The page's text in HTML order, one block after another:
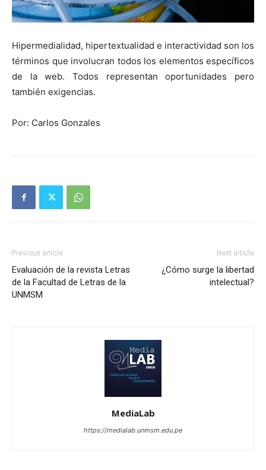
Hipermedialidad, hipertextualidad e interactividad son los
términos que involucran todos los elementos específicos
de la web. Todos representan oportunidades pero
también exigencias.
Por: Carlos Gonzales
Previous article
Evaluación de la revista Letras
de la Facultad de Letras de la
UNMSM
Next article
¿Cómo surge la libertad
intelectual?
MediaLab
https://medialab.unmsm.edu.pe